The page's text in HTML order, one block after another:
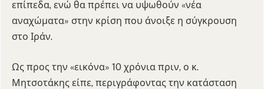
επίπεδα, ενώ θα πρέπει να υψωθούν «νέα
αναχώματα» στην κρίση που άνοιξε η σύγκρουση
στο Ιράν.
Ως προς την «εικόνα» 10 χρόνια πριν, ο κ.
Μητσοτάκης είπε, περιγράφοντας την κατάσταση